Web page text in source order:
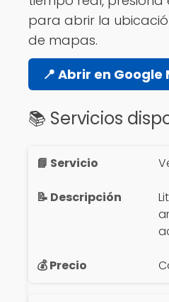
para abrir la
de mapas.
📍 Abrir en Google
📚 Servicios